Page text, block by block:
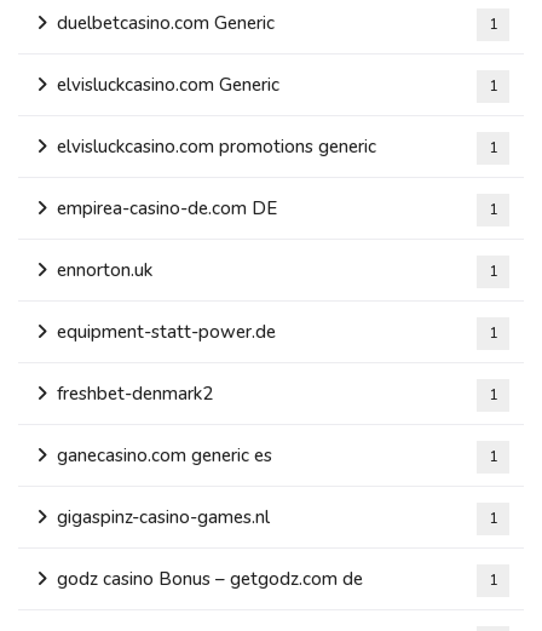
duelbetcasino.com Generic 1
elvisluckcasino.com Generic 1
elvisluckcasino.com promotions generic 1
empirea-casino-de.com DE 1
ennorton.uk 1
equipment-statt-power.de 1
freshbet-denmark2 1
ganecasino.com generic es 1
gigaspinz-casino-games.nl 1
godz casino Bonus – getgodz.com de 1